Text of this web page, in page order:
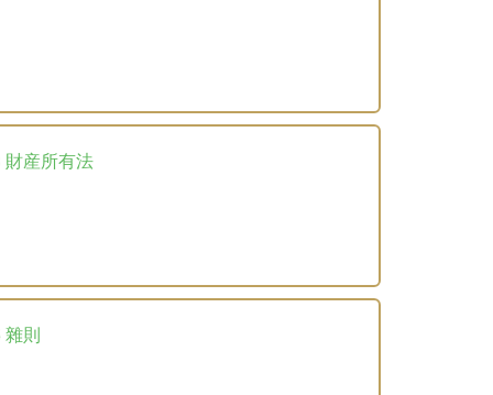
産所有法
則